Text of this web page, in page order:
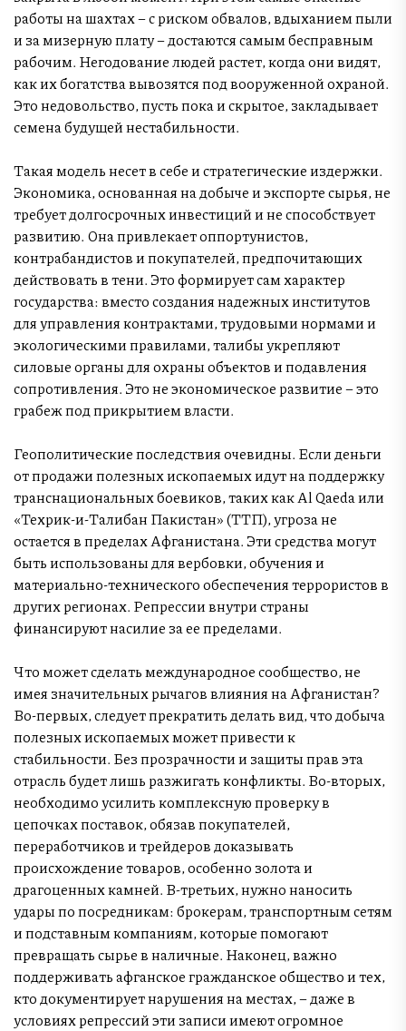
работы на шахтах – с риском обвалов, вдыханием пыли
и за мизерную плату – достаются самым бесправным
рабочим. Негодование людей растет, когда они видят,
как их богатства вывозятся под вооруженной охраной.
Это недовольство, пусть пока и скрытое, закладывает
семена будущей нестабильности.
Такая модель несет в себе и стратегические издержки.
Экономика, основанная на добыче и экспорте сырья, не
требует долгосрочных инвестиций и не способствует
развитию. Она привлекает оппортунистов,
контрабандистов и покупателей, предпочитающих
действовать в тени. Это формирует сам характер
государства: вместо создания надежных институтов
для управления контрактами, трудовыми нормами и
экологическими правилами, талибы укрепляют
силовые органы для охраны объектов и подавления
сопротивления. Это не экономическое развитие – это
грабеж под прикрытием власти.
Геополитические последствия очевидны. Если деньги
от продажи полезных ископаемых идут на поддержку
транснациональных боевиков, таких как Al Qaeda или
«Техрик-и-Талибан Пакистан» (ТТП), угроза не
остается в пределах Афганистана. Эти средства могут
быть использованы для вербовки, обучения и
материально-технического обеспечения террористов в
других регионах. Репрессии внутри страны
финансируют насилие за ее пределами.
Что может сделать международное сообщество, не
имея значительных рычагов влияния на Афганистан?
Во-первых, следует прекратить делать вид, что добыча
полезных ископаемых может привести к
стабильности. Без прозрачности и защиты прав эта
отрасль будет лишь разжигать конфликты. Во-вторых,
необходимо усилить комплексную проверку в
цепочках поставок, обязав покупателей,
переработчиков и трейдеров доказывать
происхождение товаров, особенно золота и
драгоценных камней. В-третьих, нужно наносить
удары по посредникам: брокерам, транспортным сетям
и подставным компаниям, которые помогают
превращать сырье в наличные. Наконец, важно
поддерживать афганское гражданское общество и тех,
кто документирует нарушения на местах, – даже в
условиях репрессий эти записи имеют огромное